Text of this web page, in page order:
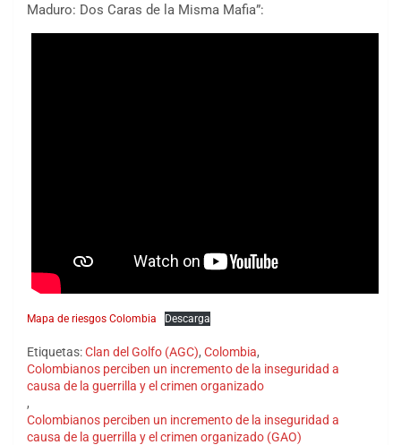
Maduro: Dos Caras de la Misma Mafia”:
Mapa de riesgos Colombia Descarga
Etiquetas:Clan del Golfo (AGC), Colombia,
Colombianos perciben un incremento de la inseguridad a
causa de la guerrilla y el crimen organizado
,
Colombianos perciben un incremento de la inseguridad a
causa de la guerrilla y el crimen organizado (GAO)